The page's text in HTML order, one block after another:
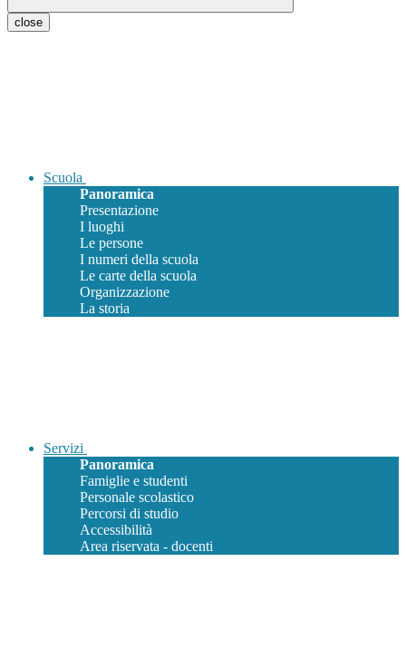
close
Scuola
Panoramica
Presentazione
I luoghi
Le persone
I numeri della scuola
Le carte della scuola
Organizzazione
La storia
Servizi
Panoramica
Famiglie e studenti
Personale scolastico
Percorsi di studio
Accessibilità
Area riservata - docenti